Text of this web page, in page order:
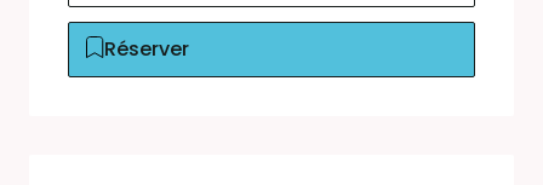
Réserver